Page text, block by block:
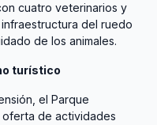
cuatro veterinarios y
del ruedo
de los animales.
turístico
el Parque
de actividades